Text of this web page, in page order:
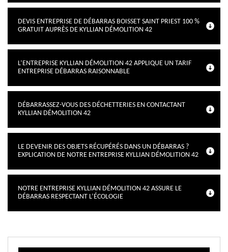
DEVIS ENTREPRISE DE DÉBARRAS BOISSET SAINT PRIEST 100 %
GRATUIT AUPRÈS DE KYLLIAN DÉMOLITION 42
L’ENTREPRISE KYLLIAN DÉMOLITION 42 APPLIQUE UN TARIF
ENTREPRISE DÉBARRAS RAISONNABLE
DÉBARRASSEZ-VOUS DES DÉCHETTERIES EN CONTACTANT
KYLLIAN DÉMOLITION 42
LE DEVENIR DES OBJETS RÉCUPÉRÉS DANS UN DÉBARRAS ?
EXPLICATION DE NOTRE ENTREPRISE KYLLIAN DÉMOLITION 42
NOTRE ENTREPRISE KYLLIAN DÉMOLITION 42 ASSURE LE
DÉBARRAS RESPECTANT L’ÉCOLOGIE